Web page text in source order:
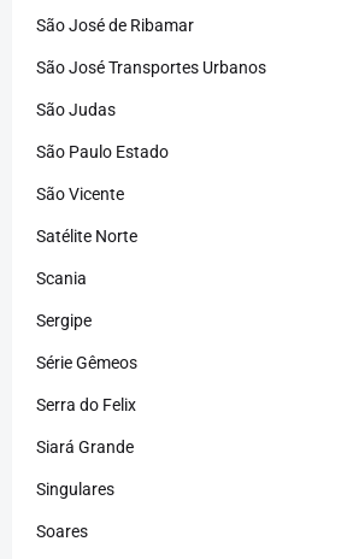
São José de Ribamar
São José Transportes Urbanos
São Judas
São Paulo Estado
São Vicente
Satélite Norte
Scania
Sergipe
Série Gêmeos
Serra do Felix
Siará Grande
Singulares
Soares